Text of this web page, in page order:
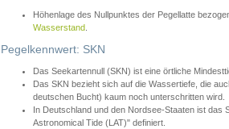
Höhenlage des Nullpunktes der Pegellatte
Wasserstand
Pegelkennwert: SKN
Das Seekartennull (SKN) ist eine örtliche
Das SKN bezieht sich auf die Wassertiefe, die
deutschen Bucht) kaum noch unterschritten wird.
In Deutschland und den Nordsee-Staaten ist
Astronomical Tide (LAT)" definiert.